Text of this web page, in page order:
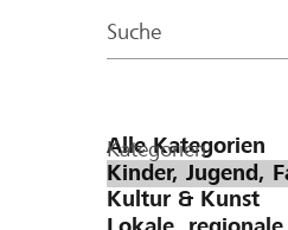
Suche
Kategorien